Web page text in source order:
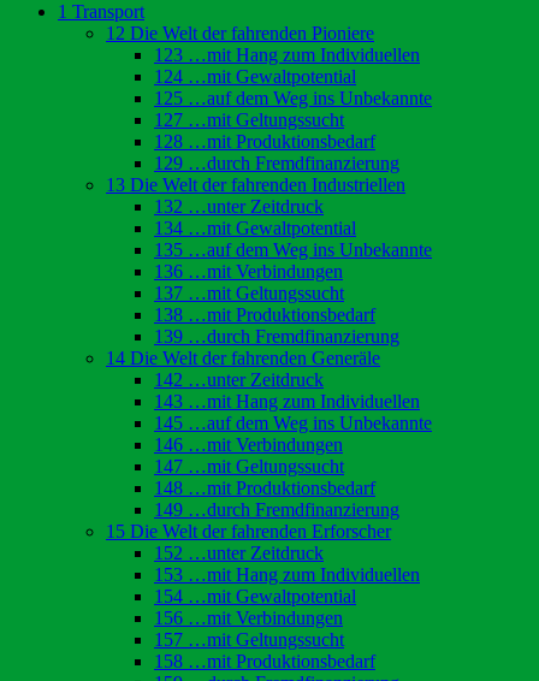
1 Transport
12 Die Welt der fahrenden Pioniere
123 …mit Hang zum Individuellen
124 …mit Gewaltpotential
125 …auf dem Weg ins Unbekannte
127 …mit Geltungssucht
128 …mit Produktionsbedarf
129 …durch Fremdfinanzierung
13 Die Welt der fahrenden Industriellen
132 …unter Zeitdruck
134 …mit Gewaltpotential
135 …auf dem Weg ins Unbekannte
136 …mit Verbindungen
137 …mit Geltungssucht
138 …mit Produktionsbedarf
139 …durch Fremdfinanzierung
14 Die Welt der fahrenden Generäle
142 …unter Zeitdruck
143 …mit Hang zum Individuellen
145 …auf dem Weg ins Unbekannte
146 …mit Verbindungen
147 …mit Geltungssucht
148 …mit Produktionsbedarf
149 …durch Fremdfinanzierung
15 Die Welt der fahrenden Erforscher
152 …unter Zeitdruck
153 …mit Hang zum Individuellen
154 …mit Gewaltpotential
156 …mit Verbindungen
157 …mit Geltungssucht
158 …mit Produktionsbedarf